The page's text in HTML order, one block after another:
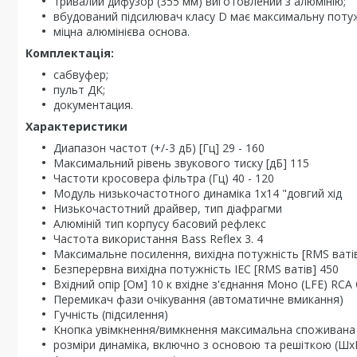
вбудований підсилювач класу D має максимальну
міцна алюмінієва основа.
Комплектація:
сабвуфер;
пульт ДК;
документация.
Характеристики
Диапазон частот (+/-3 дБ) [Гц] 29 - 160
Максимальний рівень звукового тиску [дБ] 115
Частоти кросовера фільтра (Гц) 40 - 120
Модуль низькочастотного динаміка 1x14 "довгий хід
Низькочастотний драйвер, тип діафрагми
Алюміній тип корпусу басовий рефлекс
Частота використання Bass Reflex 3. 4
Максимальне посилення, вихідна потужність [RMS
Безперервна вихідна потужність IEC [RMS ватів] 450
Вхідний опір [Ом] 10 к вхідне з'єднання Моно (LFE)
Перемикач фази очікування (автоматичне вмикання)
Гучність (підсилення)
Кнопка увімкнення/вимкнення максимальна
розміри динаміка, включно з основою та решіткою